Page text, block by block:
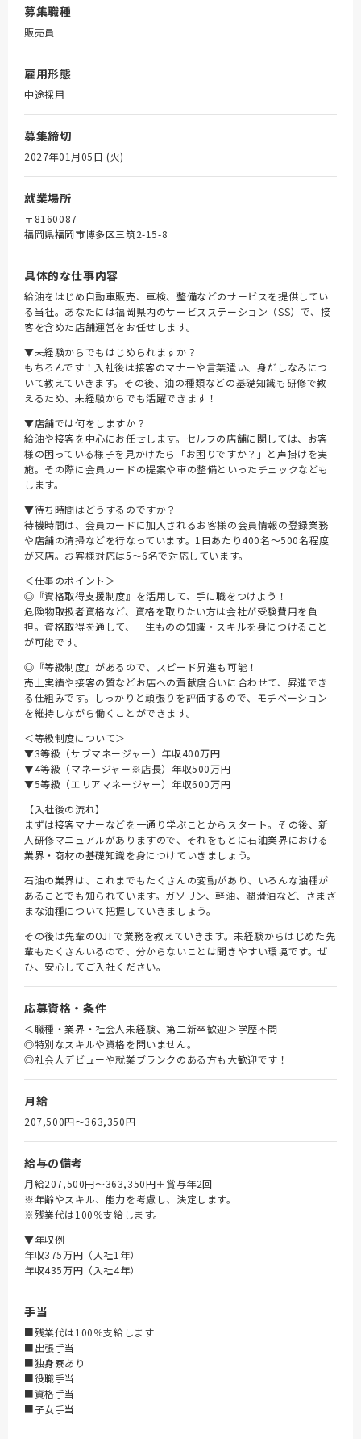
募集職種
販売員
雇用形態
中途採用
募集締切
2027年01月05日 (火)
就業場所
〒8160087
福岡県福岡市博多区三筑2-15-8
具体的な仕事内容
給油をはじめ自動車販売、車検、整備などのサービスを提供してい
る当社。あなたには福岡県内のサービスステーション（SS）で、接
客を含めた店舗運営をお任せします。
▼未経験からでもはじめられますか？
もちろんです！入社後は接客のマナーや言葉遣い、身だしなみにつ
いて教えていきます。その後、油の種類などの基礎知識も研修で教
えるため、未経験からでも活躍できます！
▼店舗では何をしますか？
給油や接客を中心にお任せします。セルフの店舗に関しては、お客
様の困っている様子を見かけたら「お困りですか？」と声掛けを実
施。その際に会員カードの提案や車の整備といったチェックなども
します。
▼待ち時間はどうするのですか？
待機時間は、会員カードに加入されるお客様の会員情報の登録業務
や店舗の清掃などを行なっています。1日あたり400名～500名程度
が来店。お客様対応は5～6名で対応しています。
＜仕事のポイント＞
◎『資格取得支援制度』を活用して、手に職をつけよう！
危険物取扱者資格など、資格を取りたい方は会社が受験費用を負
担。資格取得を通して、一生ものの知識・スキルを身につけること
が可能です。
◎『等級制度』があるので、スピード昇進も可能！
売上実績や接客の質などお店への貢献度合いに合わせて、昇進でき
る仕組みです。しっかりと頑張りを評価するので、モチベーション
を維持しながら働くことができます。
＜等級制度について＞
▼3等級（サブマネージャー）年収400万円
▼4等級（マネージャー※店長）年収500万円
▼5等級（エリアマネージャー）年収600万円
【入社後の流れ】
まずは接客マナーなどを一通り学ぶことからスタート。その後、新
人研修マニュアルがありますので、それをもとに石油業界における
業界・商材の基礎知識を身につけていきましょう。
石油の業界は、これまでもたくさんの変動があり、いろんな油種が
あることでも知られています。ガソリン、軽油、潤滑油など、さまざ
まな油種について把握していきましょう。
その後は先輩のOJTで業務を教えていきます。未経験からはじめた先
輩もたくさんいるので、分からないことは聞きやすい環境です。ぜ
ひ、安心してご入社ください。
応募資格・条件
＜職種・業界・社会人未経験、第二新卒歓迎＞学歴不問
◎特別なスキルや資格を問いません。
◎社会人デビューや就業ブランクのある方も大歓迎です！
月給
207,500円〜363,350円
給与の備考
月給207,500円～363,350円＋賞与年2回
※年齢やスキル、能力を考慮し、決定します。
※残業代は100％支給します。
▼年収例
年収375万円（入社1年）
年収435万円（入社4年）
手当
■残業代は100％支給します
■出張手当
■独身寮あり
■役職手当
■資格手当
■子女手当